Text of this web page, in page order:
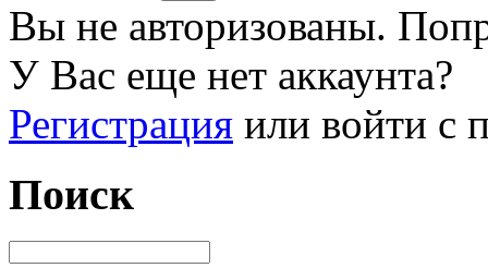
Вы не авторизованы.
У Вас еще нет аккаунта?
Регистрация или войти с
Поиск